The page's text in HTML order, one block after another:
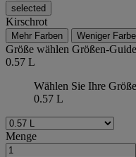
selected
Kirschrot
Mehr Farben Weniger
Größe wählen Größen-Guide
0.57 L
Wählen Sie Ihre Größe
0.57 L
Menge